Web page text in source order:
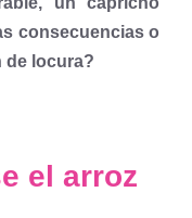
consecuencias o
de locura?
el arroz